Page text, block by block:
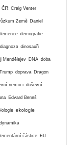
ČR Craig Venter
Země Daniel
demografie
diagnoza dinosauři
Mendělejev DNA doba
doprava Dragon
nemoci duševní
Edvard Beneš
ekologie
částice ELI